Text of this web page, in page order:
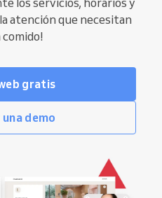
atención que necesitan
comido!
gratis
demo